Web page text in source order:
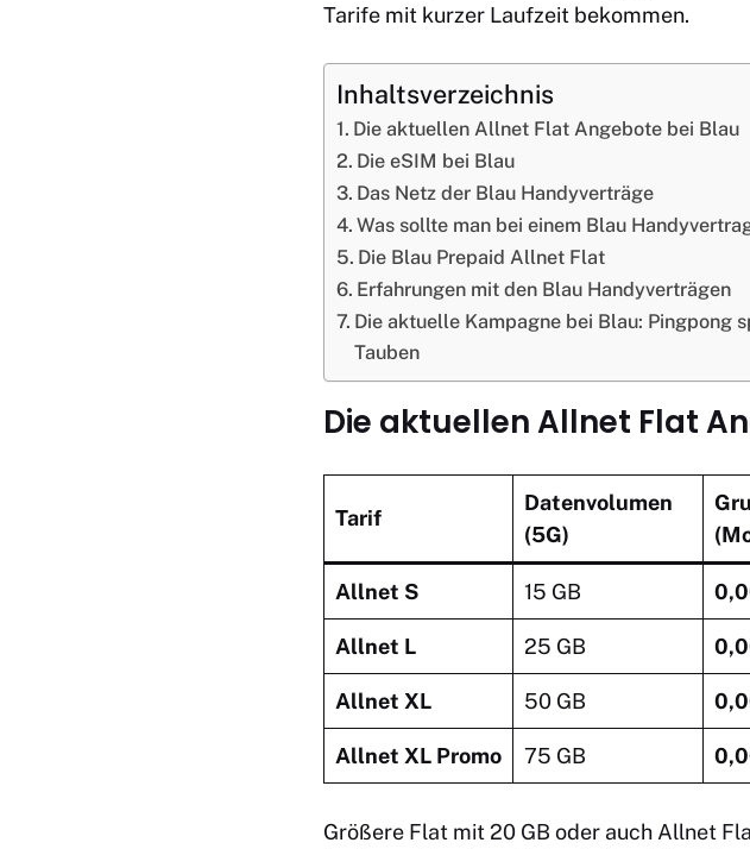
Tarife mit kurzer Laufzeit bekommen.
Inhaltsverzeichnis
Die aktuellen Allnet Flat Angebote bei Blau
Die eSIM bei Blau
Das Netz der Blau Handyverträge
Was sollte man bei einem Blau
Die Blau Prepaid Allnet Flat
Erfahrungen mit den Blau Handyverträgen
Die aktuelle Kampagne bei Blau: Pingpong
Tauben
Die aktuellen Allnet Flat
Tarif
Datenvolumen
(5G)
Allnet S 15 GB
Allnet L 25 GB
Allnet XL 50 GB
Allnet XL Promo 75 GB
Größere Flat mit 20 GB oder auch Allnet